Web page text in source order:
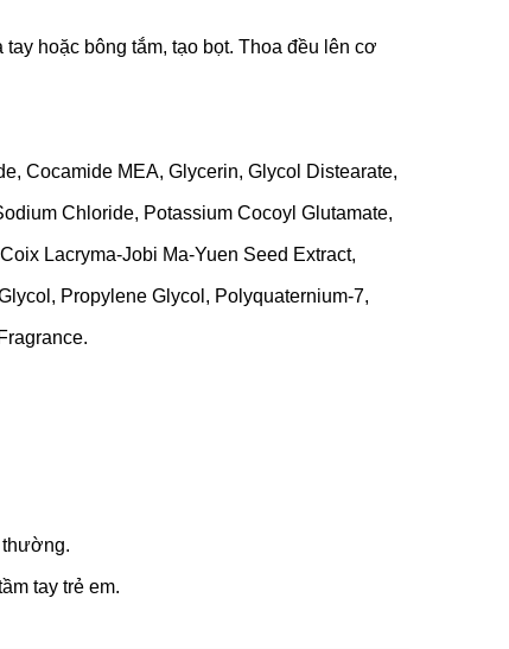
hoặc bông tắm, tạo bọt. Thoa đều lên cơ
Cocamide MEA, Glycerin, Glycol Distearate,
Chloride, Potassium Cocoyl Glutamate,
Lacryma-Jobi Ma-Yuen Seed Extract,
Propylene Glycol, Polyquaternium-7,
thường.
tay trẻ em.